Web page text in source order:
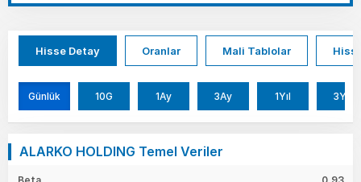
Hisse Detay Oranlar Mali Tablolar
Günlük 10G 1Ay 3Ay 1Yıl 3Yıl
ALARKO HOLDING Temel Veriler
Beta 0,93